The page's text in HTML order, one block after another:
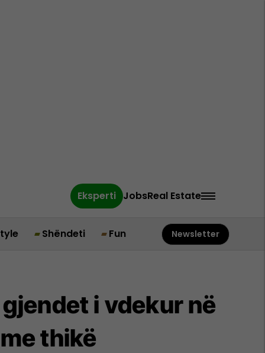
Eksperti JobsReal Estate
Shëndeti Fun Newsletter
i vdekur në
thikë